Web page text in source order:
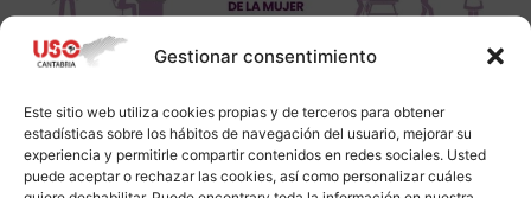
Gestionar consentimiento
Este sitio web utiliza cookies propias y de terceros para obtener
estadísticas sobre los hábitos de navegación del usuario, mejorar su
experiencia y permitirle compartir contenidos en redes sociales. Usted
puede aceptar o rechazar las cookies, así como personalizar cuáles